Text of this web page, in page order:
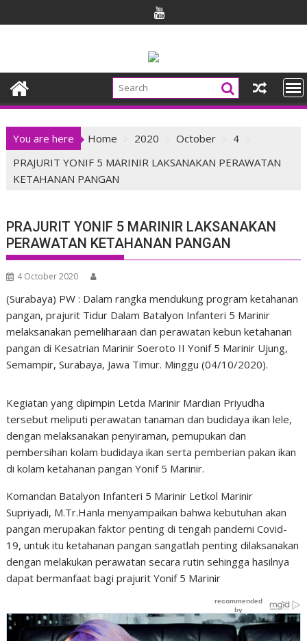
to
You are here Home 2020 October
4
PRAJURIT YONIF 5 MARINIR LAKSANAKAN PERAWATAN
KETAHANAN PANGAN
PRAJURIT YONIF 5 MARINIR LAKSANAKAN
PERAWATAN KETAHANAN PANGAN
4 October 2020
(Surabaya) PW : Dalam rangka mendukung program ketahanan
pangan, prajurit Tidur Dalam Batalyon Infanteri 5 Marinir
melaksanakan pemeliharaan dan perawatan kebun ketahanan
pangan di Kesatrian Marinir Soeroto II Yonif 5 Marinir Ujung,
Semampir, Surabaya, Jawa Timur. Minggu (04/10/2020).
Kegiatan yang dipimpin Letda Marinir Mardian Priyudha
tersebut meliputi perawatan tanaman dan budidaya ikan lele,
dengan melaksanakan penyiraman, pemupukan dan
pembersihan kolam budidaya ikan serta pemberian pakan ikan
di kolam ketahanan pangan Yonif 5 Marinir.
Komandan Batalyon Infanteri 5 Marinir Letkol Marinir
Supriyadi, M.Tr.Hanla menyampaikan bahwa kebutuhan akan
pangan merupakan faktor penting di tengah pandemi Covid-
19, untuk itu ketahanan pangan sangatlah penting dilaksanakan
dengan melakukan perawatan secara rutin sehingga hasilnya
dapat bermanfaat bagi prajurit Yonif 5 Marinir